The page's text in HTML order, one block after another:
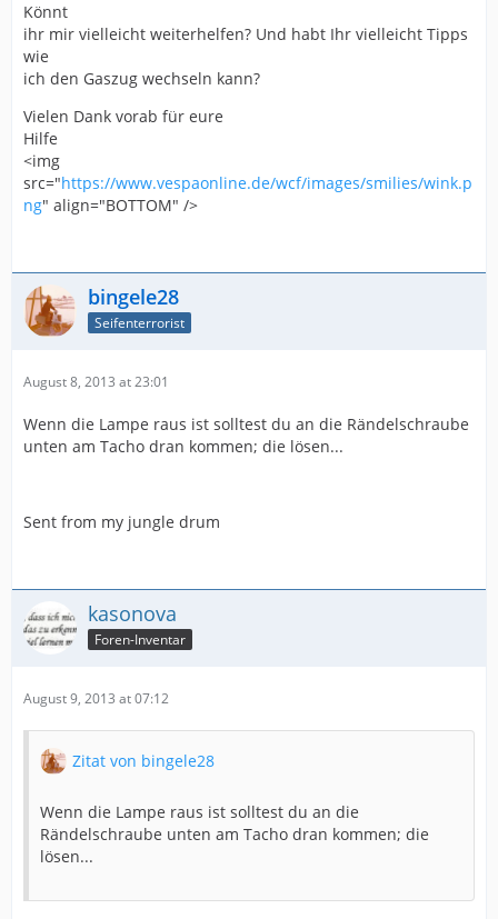
Könnt
ihr mir vielleicht weiterhelfen? Und habt Ihr vielleicht Tipps
wie
ich den Gaszug wechseln kann?
Vielen Dank vorab für eure
Hilfe
<img
src="https://www.vespaonline.de/wcf/images/smilies/wink.p
ng" align="BOTTOM" />
bingele28
Seifenterrorist
August 8, 2013 at 23:01
Wenn die Lampe raus ist solltest du an die Rändelschraube
unten am Tacho dran kommen; die lösen...
Sent from my jungle drum
kasonova
Foren-Inventar
August 9, 2013 at 07:12
Zitat von bingele28
Wenn die Lampe raus ist solltest du an die
Rändelschraube unten am Tacho dran kommen; die
lösen...